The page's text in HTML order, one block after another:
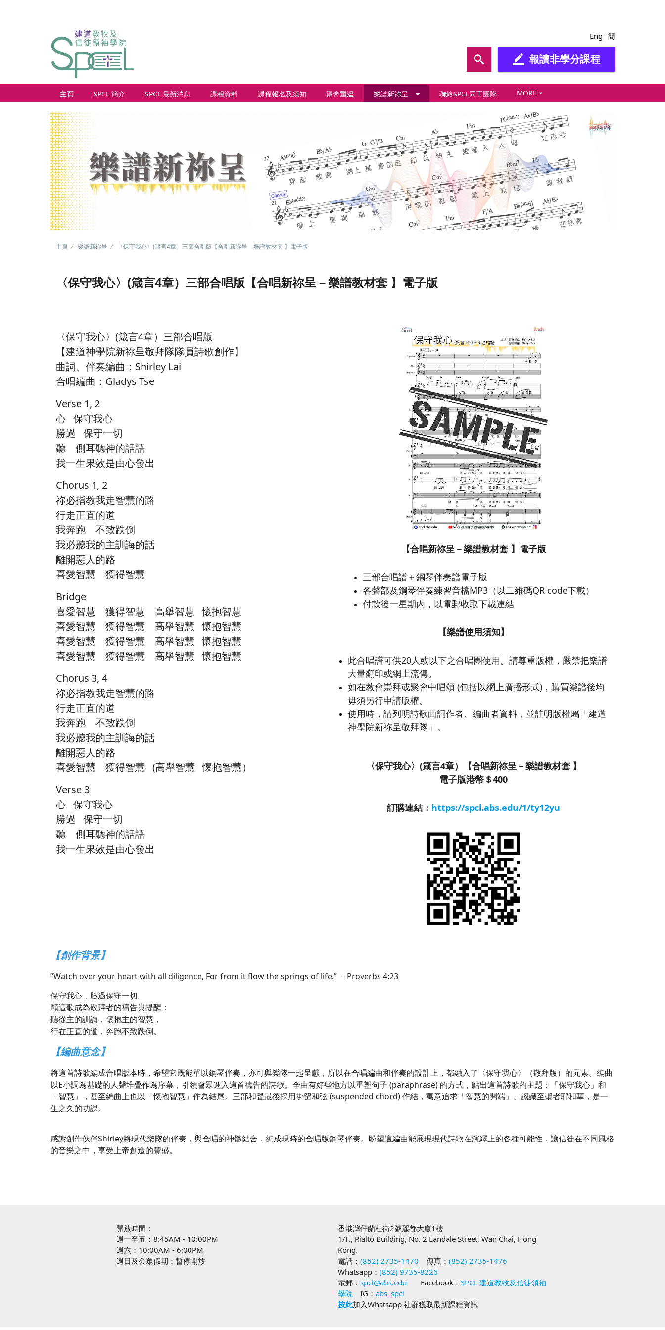
Eng 簡
border_color 報讀非學分課程
主頁 SPCL 簡介 SPCL 最新消息 課程資料 課程報名及須知 聚會重溫 樂譜新祢呈 聯絡SPCL同工團隊 MORE arrow_drop_down
主頁 樂譜新祢呈 〈保守我心〉(箴言4章）三部合唱版【合唱新祢呈－樂譜教材套 】電子版
〈保守我心〉(箴言4章）三部合唱版【合唱新祢呈－樂譜教材套 】電子版
〈保守我心〉(箴言4章）三部合唱版
【建道神學院新祢呈敬拜隊隊員詩歌創作】
曲詞、伴奏編曲：Shirley Lai
合唱編曲：Gladys Tse
Verse 1, 2
心 保守我心
勝過 保守一切
聽 側耳聽神的話語
我一生果效是由心發出
Chorus 1, 2
祢必指教我走智慧的路
行走正直的道
我奔跑 不致跌倒
我必聽我的主訓誨的話
離開惡人的路
喜愛智慧 獲得智慧
Bridge
喜愛智慧 獲得智慧 高舉智慧 懷抱智慧
喜愛智慧 獲得智慧 高舉智慧 懷抱智慧
喜愛智慧 獲得智慧 高舉智慧 懷抱智慧
喜愛智慧 獲得智慧 高舉智慧 懷抱智慧
Chorus 3, 4
祢必指教我走智慧的路
行走正直的道
我奔跑 不致跌倒
我必聽我的主訓誨的話
離開惡人的路
喜愛智慧 獲得智慧 (高舉智慧 懷抱智慧）
Verse 3
心 保守我心
勝過 保守一切
聽 側耳聽神的話語
我一生果效是由心發出
【合唱新祢呈－樂譜教材套 】電子版
三部合唱譜＋鋼琴伴奏譜電子版
各聲部及鋼琴伴奏練習音檔MP3（以二維碼QR code下載）
付款後一星期內，以電郵收取下載連結
【樂譜使用須知】
此合唱譜可供20人或以下之合唱團使用。請尊重版權，嚴禁把樂譜
大量翻印或網上流傳。
如在教會崇拜或聚會中唱頌 (包括以網上廣播形式)，購買樂譜後均
毋須另行申請版權。
使用時，請列明詩歌曲詞作者、編曲者資料，並註明版權屬「建道
神學院新祢呈敬拜隊」。
〈保守我心〉(箴言4章）【合唱新祢呈－樂譜教材套 】
電子版港幣＄400
訂購連結： https://spcl.abs.edu/1/ty12yu
【創作背景】
“Watch over your heart with all diligence, For from it flow the springs of life.” －Proverbs 4:23
保守我心，勝過保守一切。
願這歌成為敬拜者的禱告與提醒：
聽從主的訓誨，懷抱主的智慧，
行在正直的道，奔跑不致跌倒。
【編曲意念】
將這首詩歌編成合唱版本時，希望它既能單以鋼琴伴奏，亦可與樂隊一起呈獻，所以在合唱編曲和伴奏的設計上，都融入了〈保守我心〉（敬拜版）的元素。編曲
以E小調為基礎的人聲堆叠作為序幕，引領會眾進入這首禱告的詩歌。全曲有好些地方以重塑句子 (paraphrase) 的方式，點出這首詩歌的主題：「保守我心」和
「智慧」，甚至編曲上也以「懷抱智慧」作為結尾。三部和聲最後採用掛留和弦 (suspended chord) 作結，寓意追求「智慧的開端」、認識至聖者耶和華，是一
生之久的功課。
感謝創作伙伴Shirley將現代樂隊的伴奏，與合唱的神髓結合，編成現時的合唱版鋼琴伴奏。盼望這編曲能展現現代詩歌在演繹上的各種可能性，讓信徒在不同風格
的音樂之中，享受上帝創造的豐盛。
開放時間：
週一至五：8:45AM - 10:00PM
週六：10:00AM - 6:00PM
週日及公眾假期：暫停開放
香港灣仔蘭杜街2號麗都大廈1樓
1/F., Rialto Building, No. 2 Landale Street, Wan Chai, Hong
Kong.
電話：(852) 2735-1470 傳真：(852) 2735-1476
Whatsapp：(852) 9735-8226
電郵：spcl@abs.edu Facebook：SPCL 建道教牧及信徒領袖
學院 IG：abs_spcl
按此加入Whatsapp 社群獲取最新課程資訊